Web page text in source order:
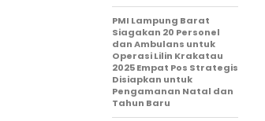
PMI Lampung Barat
Siagakan 20 Personel
dan Ambulans untuk
Operasi Lilin Krakatau
2025 Empat Pos Strategis
Disiapkan untuk
Pengamanan Natal dan
Tahun Baru